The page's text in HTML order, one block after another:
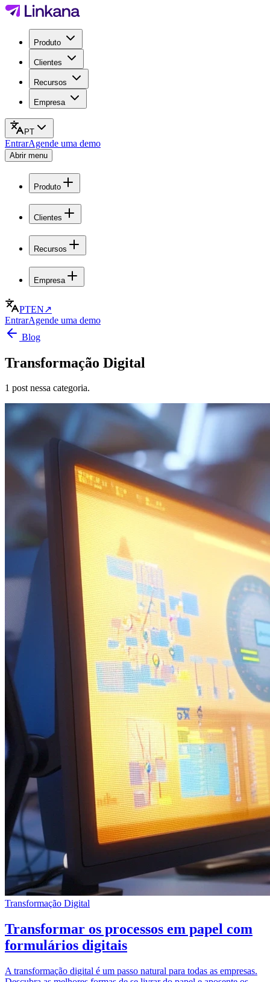
Produto
Clientes
Recursos
Empresa
PT
EntrarAgende uma demo
Abrir menu
Produto
Clientes
Recursos
Empresa
PTEN↗
EntrarAgende uma demo
Blog
Transformação Digital
1 post nessa categoria.
Transformação Digital
Transformar os processos em papel com
formulários digitais
A transformação digital é um passo natural para todas as empresas.